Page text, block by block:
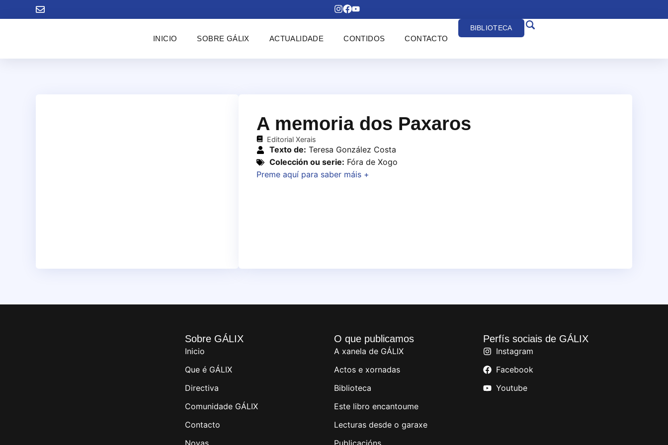
INICIO SOBRE GÁLIX ACTUALIDADE CONTIDOS CONTACTO
BIBLIOTECA
A memoria dos Paxaros
Editorial Xerais
Texto de: Teresa González Costa
Colección ou serie: Fóra de Xogo
Preme aquí para saber máis +
Sobre GÁLIX
Inicio
Que é GÁLIX
Directiva
Comunidade GÁLIX
Contacto
Novas
O que publicamos
A xanela de GÁLIX
Actos e xornadas
Biblioteca
Este libro encantoume
Lecturas desde o garaxe
Publicacións
Perfís sociais de GÁLIX
Instagram
Facebook
Youtube